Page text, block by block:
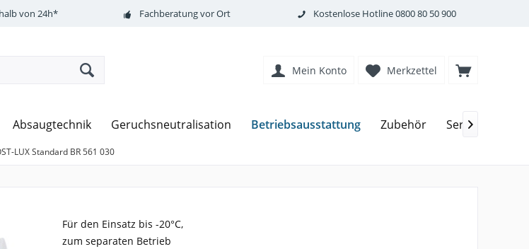
von 24h* Fachberatung vor Ort Kostenlose Hotline0800 80 50 900
Merkzettel
Mein Konto
Absaugtechnik Geruchsneutralisation Betriebsausstattung Zubehör Service

LUX Standard BR 561 030
Für den Einsatz bis -20°C,
zum separaten Betrieb